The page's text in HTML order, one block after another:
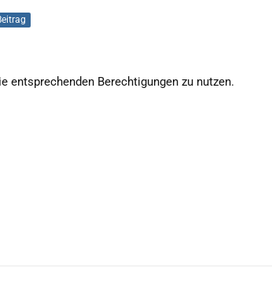
entsprechenden Berechtigungen zu nutzen.